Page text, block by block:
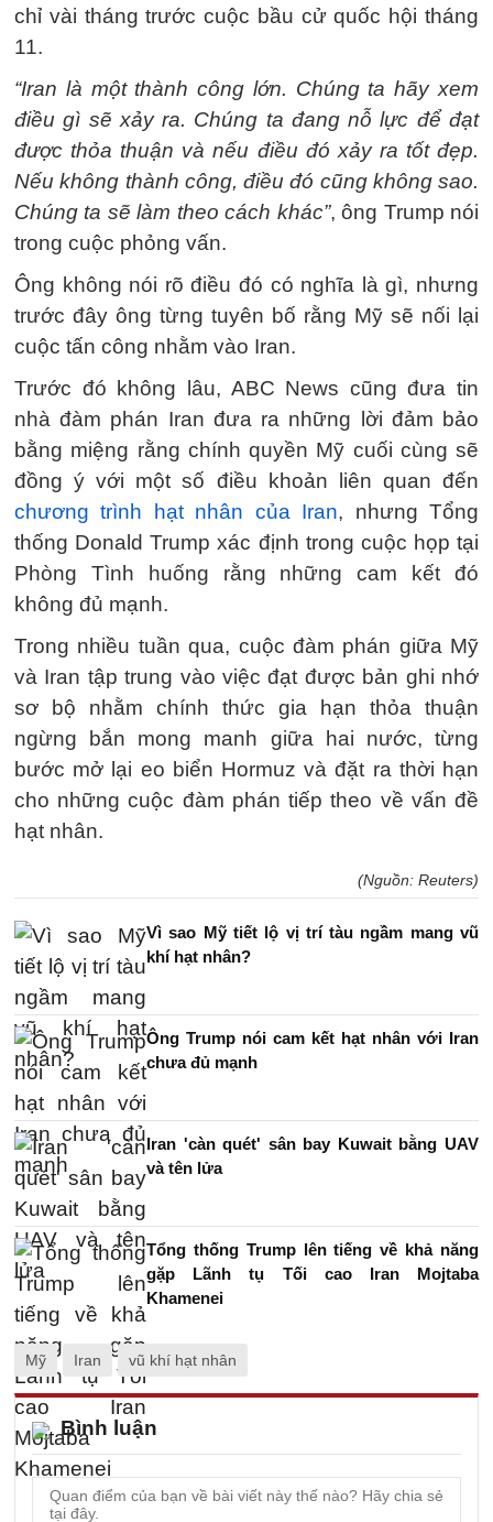
chỉ vài tháng trước cuộc bầu cử quốc hội tháng
11.
“Iran là một thành công lớn. Chúng ta hãy xem
điều gì sẽ xảy ra. Chúng ta đang nỗ lực để đạt
được thỏa thuận và nếu điều đó xảy ra tốt đẹp.
Nếu không thành công, điều đó cũng không sao.
Chúng ta sẽ làm theo cách khác”, ông Trump nói
trong cuộc phỏng vấn.
Ông không nói rõ điều đó có nghĩa là gì, nhưng
trước đây ông từng tuyên bố rằng Mỹ sẽ nối lại
cuộc tấn công nhằm vào Iran.
Trước đó không lâu, ABC News cũng đưa tin
nhà đàm phán Iran đưa ra những lời đảm bảo
bằng miệng rằng chính quyền Mỹ cuối cùng sẽ
đồng ý với một số điều khoản liên quan đến
chương trình hạt nhân của Iran, nhưng Tổng
thống Donald Trump xác định trong cuộc họp tại
Phòng Tình huống rằng những cam kết đó
không đủ mạnh.
Trong nhiều tuần qua, cuộc đàm phán giữa Mỹ
và Iran tập trung vào việc đạt được bản ghi nhớ
sơ bộ nhằm chính thức gia hạn thỏa thuận
ngừng bắn mong manh giữa hai nước, từng
bước mở lại eo biển Hormuz và đặt ra thời hạn
cho những cuộc đàm phán tiếp theo về vấn đề
hạt nhân.
(Nguồn: Reuters)
Vì sao Mỹ tiết lộ vị trí tàu ngầm mang vũ
khí hạt nhân?
Ông Trump nói cam kết hạt nhân với Iran
chưa đủ mạnh
Iran 'càn quét' sân bay Kuwait bằng UAV
và tên lửa
Tổng thống Trump lên tiếng về khả năng
gặp Lãnh tụ Tối cao Iran Mojtaba
Khamenei
Mỹ Iran vũ khí hạt nhân
Bình luận